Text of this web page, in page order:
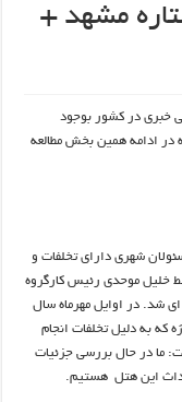
مشهد +
خبری در کشور بوجود
در ادامه همین بخش مطالعه
مسئولان شهری دارای تخلفات و
خلیل موحدی رئیس کارگروه
شد. در اوایل مهرماه سال
که به دلیل تخلفات انجام
ما در حال بررسی جزئیات
این هتل ‌ هستیم.